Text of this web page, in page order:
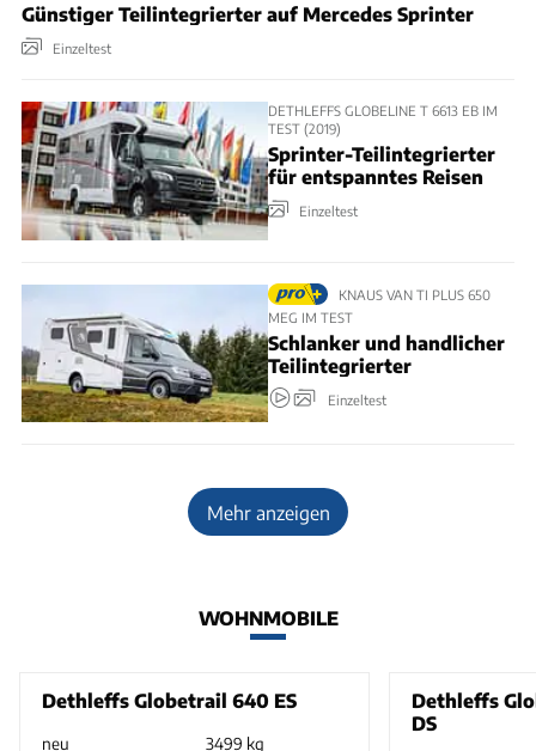
Günstiger Teilintegrierter auf Mercedes Sprinter
Einzeltest
DETHLEFFS GLOBELINE T 6613 EB IM
TEST (2019)
Sprinter-Teilintegrierter
für entspanntes Reisen
Einzeltest
KNAUS VAN TI PLUS 650
MEG IM TEST
Schlanker und handlicher
Teilintegrierter
Einzeltest
Mehr anzeigen
WOHNMOBILE
Dethleffs Globetrail 640 ES
neu
3499 kg
Dethleffs
DS